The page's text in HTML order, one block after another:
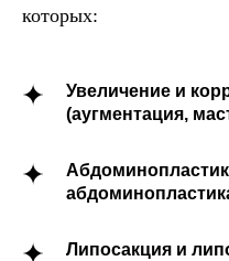
которых:
Увеличение и
(аугментация,
Липосакция и